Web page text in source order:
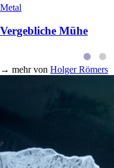
Metal
Vergebliche Mühe
→ mehr von Holger Römers